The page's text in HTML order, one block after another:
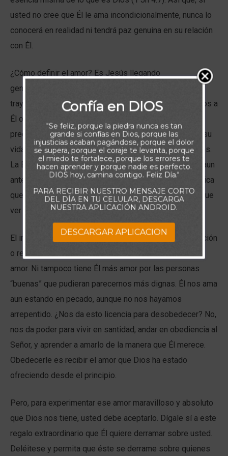
usted no cree que Él le ama incondicionalmente, nunca lo
conocerá en realidad ni tendrá paz genuina en su relación
con Él.
¿Cómo definir el amor? Es Jesús llegando
generosamente a la humanidad, dándose a nosotros y
trayendo el bien a nuestra vida, ya sea que le aceptemos a
Él o no. Romanos 5.8 nos dice que su amor y su
preocupación por nosotros son tan inmensos, que dio su
vida por nosotros cuando éramos todavía sus enemigos.
La Biblia dice que Él comenzó a expresarnos su amor aun
antes de la fundación del mundo (Ef 1.3-5). ¡Esto significa
que nuestras acciones no tenían absolutamente nada que
ver con el amor que Él nos tiene!
El interés de Dios por nosotros no tiene ninguna condición
o restricción, y no se basa en que le reciproquemos su
amor. Ni tampoco tiene Él más amor por las personas
“buenas” que pudieran parecernos más dignas. Él nos ama
aun estando en pecado, aunque no nos hayamos
arrepentido. ¿Nos da esto licencia para desobedecer? No,
nos da poder para vivir en santidad, andar en obediencia al
Señor, y aprender a amarlo de la manera que Él merece.
Obedecerle es recibir el amor que Dios ha estado
ofreciendo desde el principio.
Pero, para experimentar ese amor maravilloso y absoluto
que Dios nos tiene, usted debe aceptarlo. Dígale sí a este
regalo extraordinario que Él quiere derramar sobre usted.
Deléitese y permita que éste se derrame sobre quienes
Confía en DIOS
"Se feliz, porque la piedra nunca es tan
grande si confías en Dios, porque las
injusticias acaban pagándose, porque el dolor
se supera, porque el coraje te levanta, porque
el miedo te fortalece, porque los errores te
hacen aprender y porque nadie es perfecto.
DIOS hoy, camina contigo. Feliz Día."
PARA RECIBIR NUESTRO MENSAJE CORTO
DEL DÍA EN TU CELULAR, DESCARGA
NUESTRA APLICACIÓN ANDROID.
DESCARGAR APLICACION